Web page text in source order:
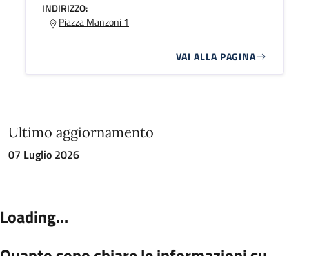
INDIRIZZO:
Piazza Manzoni 1
VAI ALLA PAGINA
Ultimo aggiornamento
07 Luglio 2026